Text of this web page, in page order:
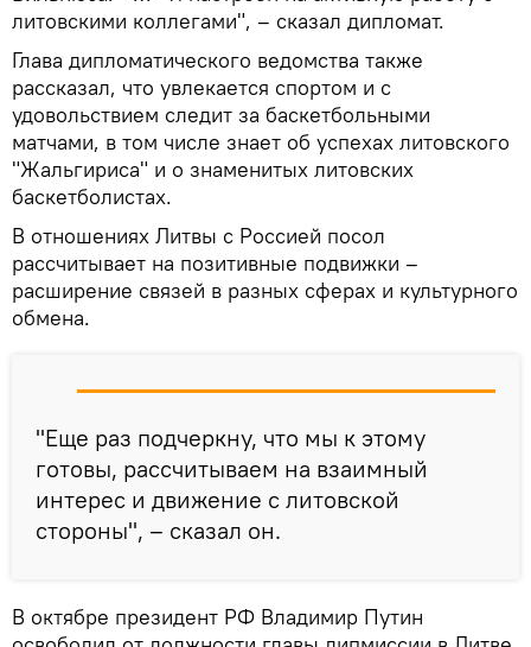
литовскими коллегами", – сказал дипломат.
Глава дипломатического ведомства также
рассказал, что увлекается спортом и с
удовольствием следит за баскетбольными
матчами, в том числе знает об успехах литовского
"Жальгириса" и о знаменитых литовских
баскетболистах.
В отношениях Литвы с Россией посол
рассчитывает на позитивные подвижки –
расширение связей в разных сферах и культурного
обмена.
"Еще раз подчеркну, что мы к этому
готовы, рассчитываем на взаимный
интерес и движение с литовской
стороны", – сказал он.
В октябре президент РФ Владимир Путин